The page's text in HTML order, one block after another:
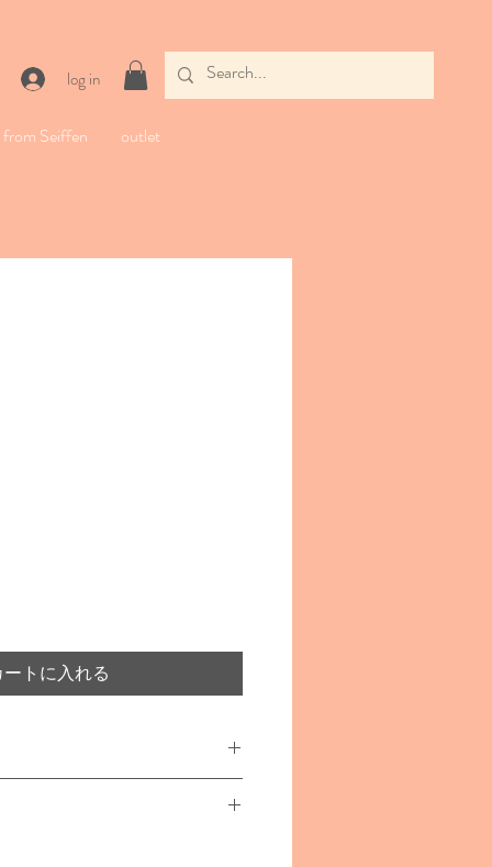
log in
Seiffen outlet
ートに入れる